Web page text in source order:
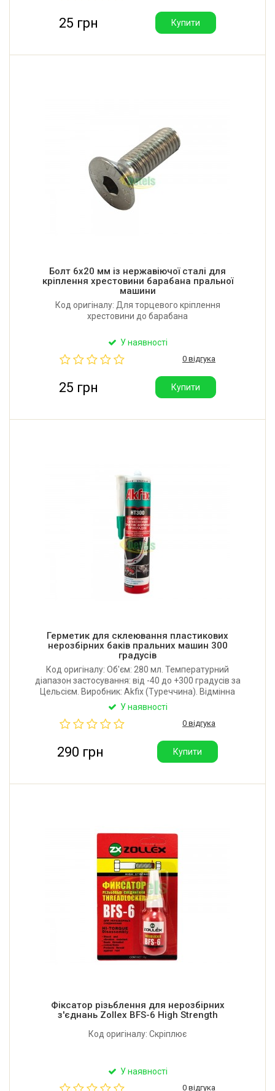
25 грн Купити
Болт 6x20 мм із нержавіючої сталі для
кріплення хрестовини барабана пральної
машини
Код оригіналу: Для торцевого кріплення
хрестовини до барабана
У наявності
0 відгука
25 грн Купити
Герметик для склеювання пластикових
нерозбірних баків пральних машин 300
градусів
Код оригіналу: Об'єм: 280 мл. Температурний
діапазон застосування: від -40 до +300 градусів за
Цельсієм. Виробник: Akfix (Туреччина). Відмінна
якість.
У наявності
0 відгука
290 грн Купити
Фіксатор різьблення для нерозбірних
з'єднань Zollex BFS-6 High Strength
Код оригіналу: Скріплює
У наявності
0 відгука